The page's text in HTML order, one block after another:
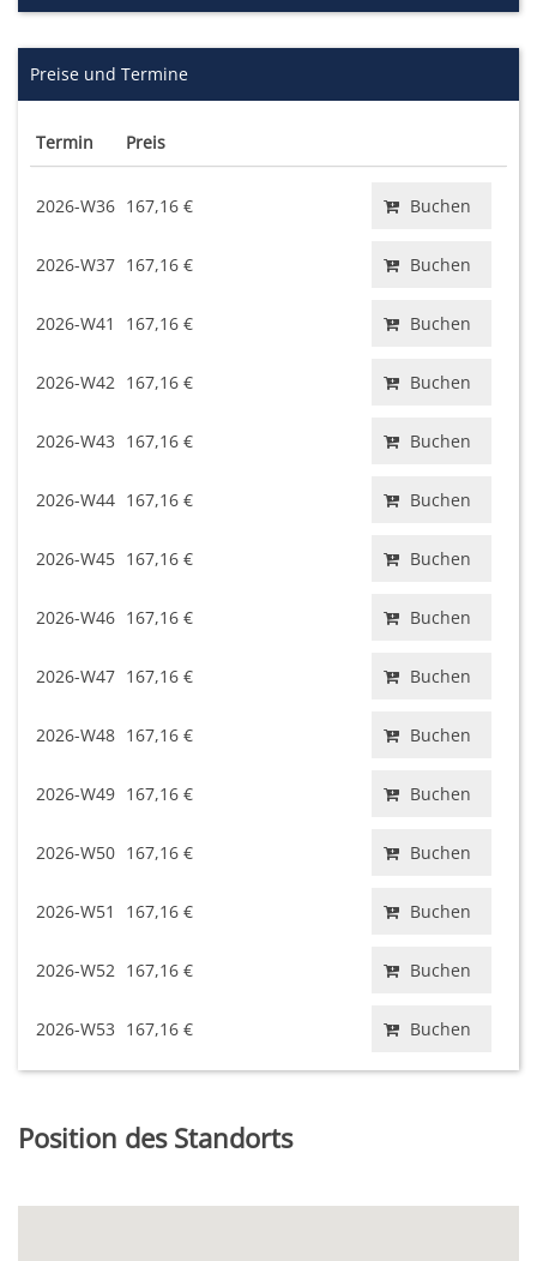
Preise und Termine
Termin Preis
2026-W36 167,16 € Buchen
2026-W37 167,16 € Buchen
2026-W41 167,16 € Buchen
2026-W42 167,16 € Buchen
2026-W43 167,16 € Buchen
2026-W44 167,16 € Buchen
2026-W45 167,16 € Buchen
2026-W46 167,16 € Buchen
2026-W47 167,16 € Buchen
2026-W48 167,16 € Buchen
2026-W49 167,16 € Buchen
2026-W50 167,16 € Buchen
2026-W51 167,16 € Buchen
2026-W52 167,16 € Buchen
2026-W53 167,16 € Buchen
Position des Standorts